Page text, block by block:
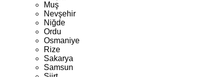
Muş
Nevşehir
Niğde
Ordu
Osmaniye
Rize
Sakarya
Samsun